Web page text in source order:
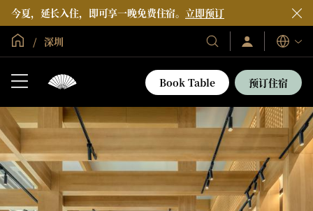
今夏，延长入住，即可享一晚免费住宿。 立即预订
全球首页
深圳
我
们
的
酒
度
假
村
登
录/
即
加
入
语
言
Book Table 预订住宿